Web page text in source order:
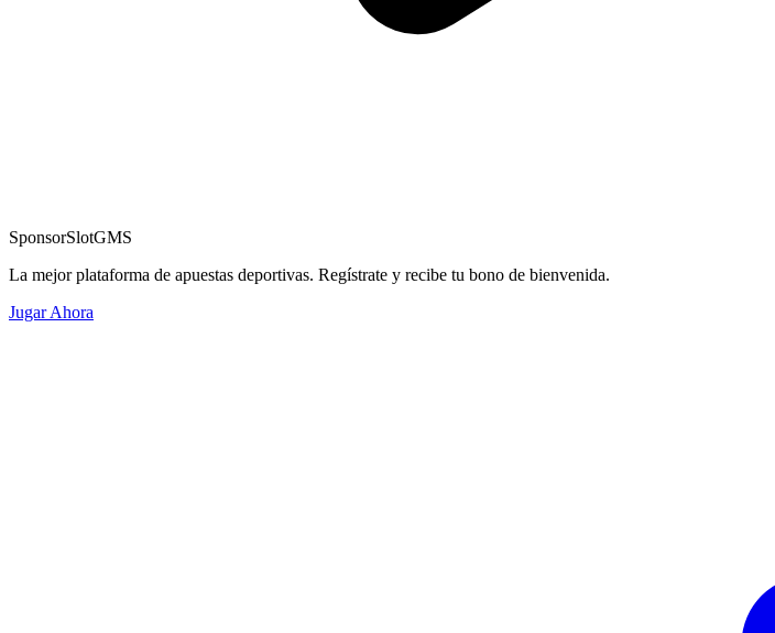
SponsorSlotGMS
La mejor plataforma de apuestas deportivas. Regístrate y recibe tu bono de bienvenida.
Jugar Ahora